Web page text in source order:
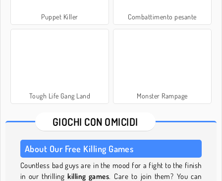
Puppet Killer Combattimento pesante
Tough Life Gang Land Monster Rampage
GIOCHI CON OMICIDI
About Our Free Killing Games
Countless bad guys are in the mood for a fight to the finish
in our thrillingkilling games. Care to join them? You can